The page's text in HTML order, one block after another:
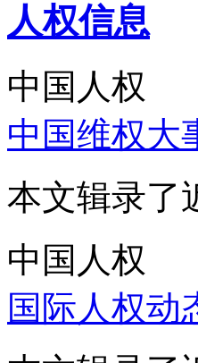
人权信息
中国人权
中国维权大
本文辑录了
中国人权
国际人权动